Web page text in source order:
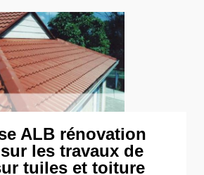
ALB rénovation
les travaux de
tuiles et toiture